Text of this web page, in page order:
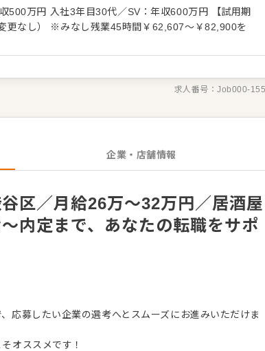
万円 入社3年目30代／SV：年収600万円 【試用期
～￥82,900を
求人番号：Job000-
企業・店舗情報
区／月給26万～32万円／居酒屋
内定まで、あなたの転職をサポ
応募したい企業の選考へとスムーズにお進みいただけま
オススメです！